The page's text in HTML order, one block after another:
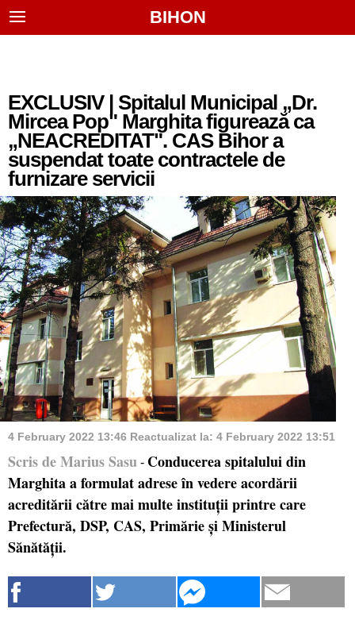
BIHON
EXCLUSIV | Spitalul Municipal „Dr.
Mircea Pop" Marghita figurează ca
„NEACREDITAT". CAS Bihor a
suspendat toate contractele de
furnizare servicii
4 February 2022 13:46 Reactualizat la: 4 February 2022 13:51
Scris de Marius Sasu - Conducerea spitalului din
Marghita a formulat adrese în vedere acordării
acreditării către mai multe instituții printre care
Prefectură, DSP, CAS, Primărie și Ministerul
Sănătății.